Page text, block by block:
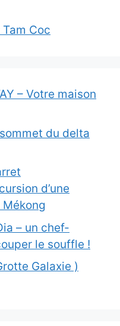
Coc
– Votre maison
du delta
d’une
– un chef-
le souffle !
Galaxie )